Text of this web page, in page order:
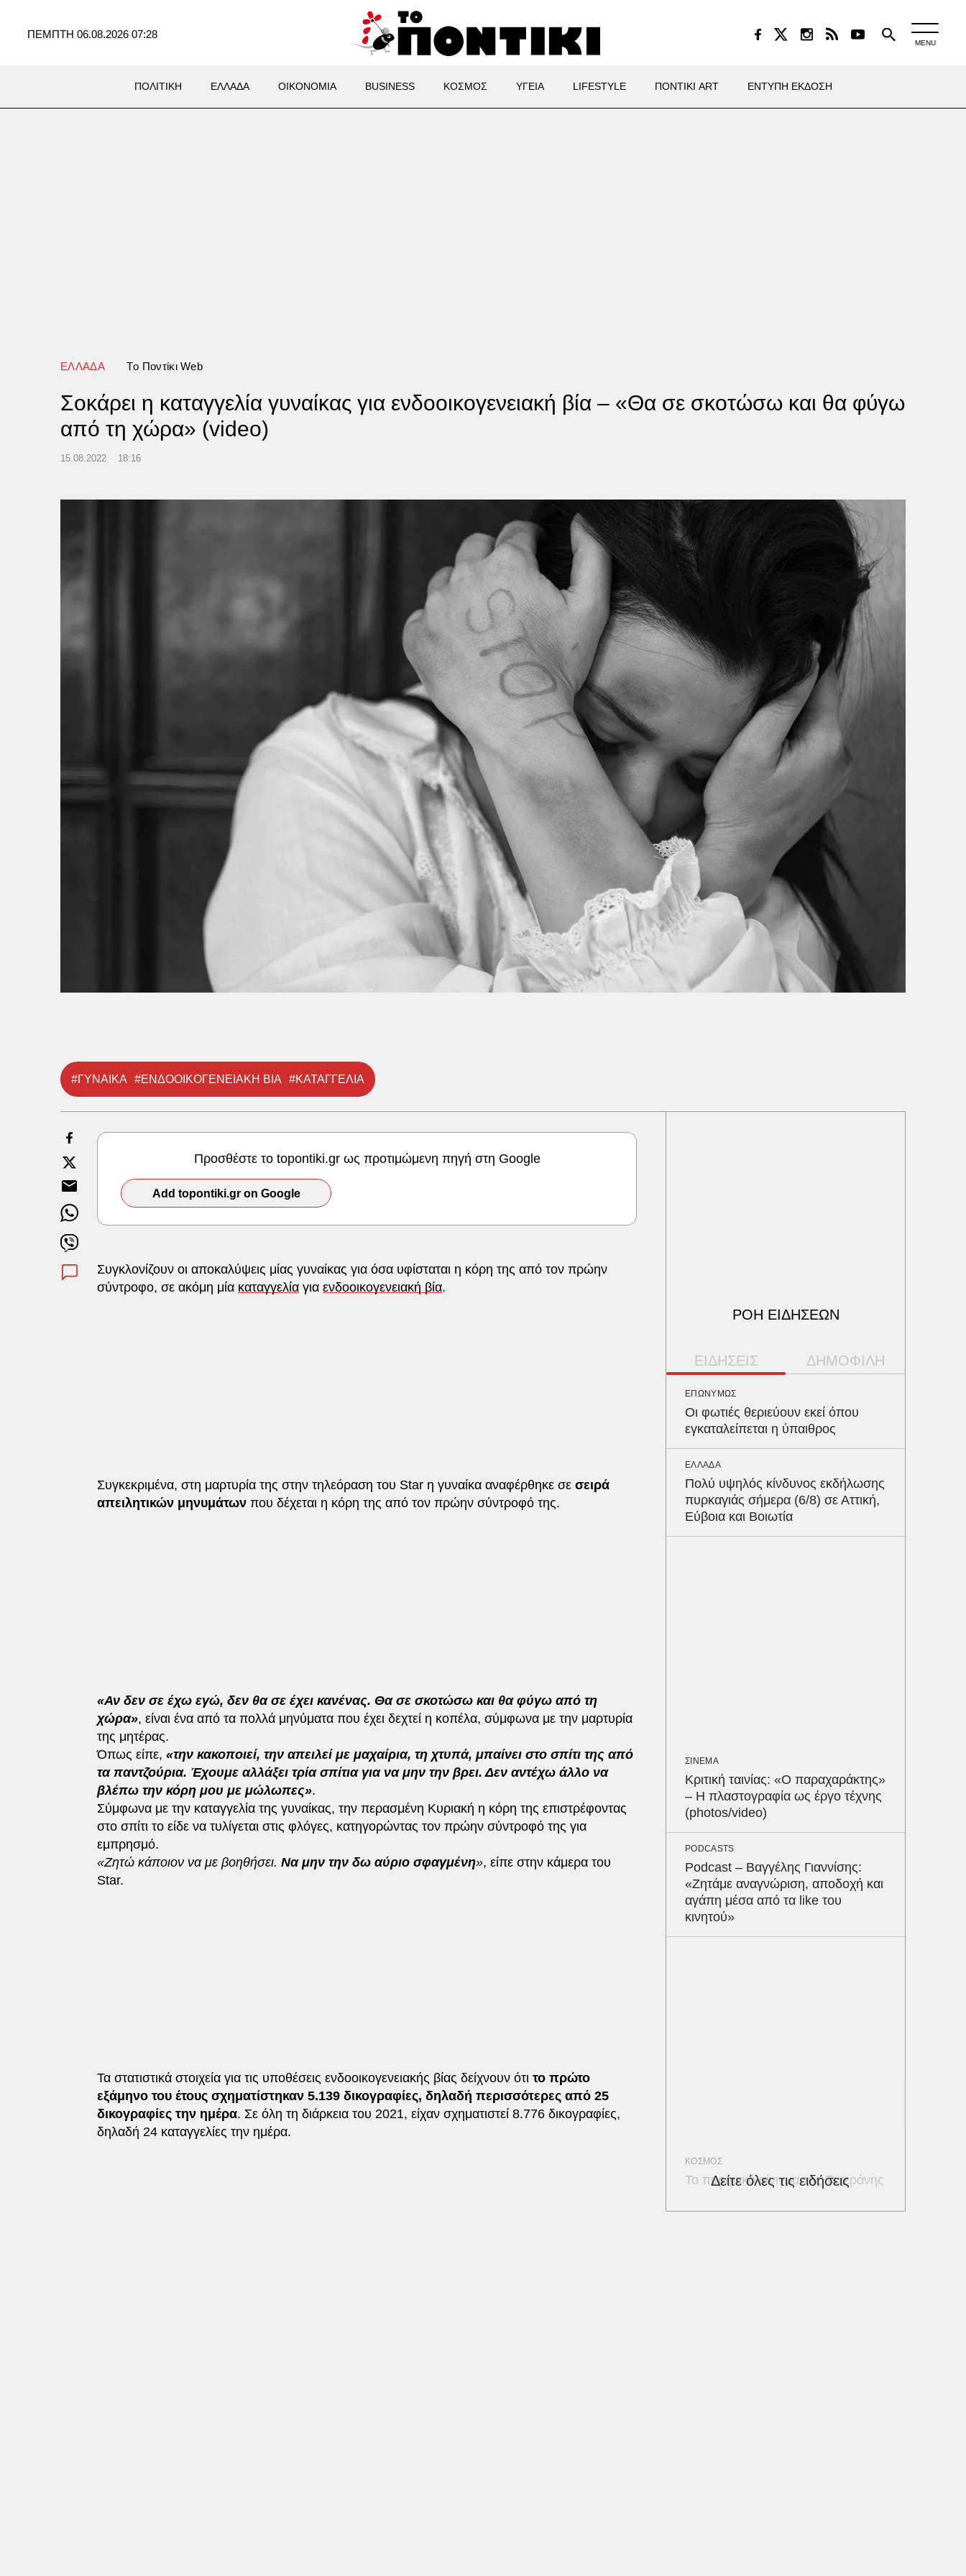
ΠΕΜΠΤΗ 06.08.2026 07:28
MENU
ΠΟΛΙΤΙΚΗ ΕΛΛΑΔΑ ΟΙΚΟΝΟΜΙΑ BUSINESS ΚΟΣΜΟΣ ΥΓΕΙΑ LIFESTYLE ΠΟΝΤΙΚΙ ART ΕΝΤΥΠΗ ΕΚΔΟΣΗ
ΕΛΛΑΔΑ Tο Ποντίκι Web
Σοκάρει η καταγγελία γυναίκας για ενδοοικογενειακή βία – «Θα σε σκοτώσω και θα φύγω
από τη χώρα» (video)
15.08.2022 18:16
#ΓΥΝΑΙΚΑ #ΕΝΔΟΟΙΚΟΓΕΝΕΙΑΚΗ ΒΙΑ #ΚΑΤΑΓΓΕΛΙΑ
Προσθέστε το topontiki.gr ως προτιμώμενη πηγή στη Google
Add topontiki.gr on Google
Συγκλονίζουν οι αποκαλύψεις μίας γυναίκας για όσα υφίσταται η κόρη της από τον πρώην
σύντροφο, σε ακόμη μία καταγγελία για ενδοοικογενειακή βία.
Συγκεκριμένα, στη μαρτυρία της στην τηλεόραση του Star η γυναίκα αναφέρθηκε σε σειρά
απειλητικών μηνυμάτων που δέχεται η κόρη της από τον πρώην σύντροφό της.
«Αν δεν σε έχω εγώ, δεν θα σε έχει κανένας. Θα σε σκοτώσω και θα φύγω από τη
χώρα», είναι ένα από τα πολλά μηνύματα που έχει δεχτεί η κοπέλα, σύμφωνα με την μαρτυρία
της μητέρας.
Όπως είπε, «την κακοποιεί, την απειλεί με μαχαίρια, τη χτυπά, μπαίνει στο σπίτι της από
τα παντζούρια. Έχουμε αλλάξει τρία σπίτια για να μην την βρει. Δεν αντέχω άλλο να
βλέπω την κόρη μου με μώλωπες».
Σύμφωνα με την καταγγελία της γυναίκας, την περασμένη Κυριακή η κόρη της επιστρέφοντας
στο σπίτι το είδε να τυλίγεται στις φλόγες, κατηγορώντας τον πρώην σύντροφό της για
εμπρησμό.
«Ζητώ κάποιον να με βοηθήσει. Να μην την δω αύριο σφαγμένη», είπε στην κάμερα του
Star.
Τα στατιστικά στοιχεία για τις υποθέσεις ενδοοικογενειακής βίας δείχνουν ότι το πρώτο
εξάμηνο του έτους σχηματίστηκαν 5.139 δικογραφίες, δηλαδή περισσότερες από 25
δικογραφίες την ημέρα. Σε όλη τη διάρκεια του 2021, είχαν σχηματιστεί 8.776 δικογραφίες,
δηλαδή 24 καταγγελίες την ημέρα.
ΡΟΗ ΕΙΔΗΣΕΩΝ
ΕΙΔΗΣΕΙΣ ΔΗΜΟΦΙΛΗ
ΕΠΩΝΥΜΩΣ
Οι φωτιές θεριεύουν εκεί όπου
εγκαταλείπεται η ύπαιθρος
ΕΛΛΑΔΑ
Πολύ υψηλός κίνδυνος εκδήλωσης
πυρκαγιάς σήμερα (6/8) σε Αττική,
Εύβοια και Βοιωτία
ΣΙΝΕΜΑ
Κριτική ταινίας: «Ο παραχαράκτης»
– Η πλαστογραφία ως έργο τέχνης
(photos/video)
PODCASTS
Podcast – Βαγγέλης Γιαννίσης:
«Ζητάμε αναγνώριση, αποδοχή και
αγάπη μέσα από τα like του
κινητού»
ΚΟΣΜΟΣ
Το πυρηνικό αίνιγμα της Τεχεράνης
Δείτε όλες τις ειδήσεις